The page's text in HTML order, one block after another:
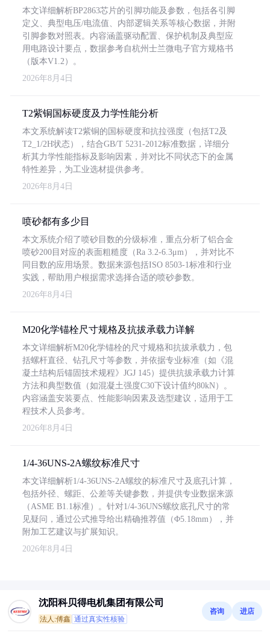
本文详细解析BP2863芯片的引脚功能及参数，包括各引脚
定义、典型电压/电流值、内部逻辑关系等核心数据，并附
引脚参数对照表。内容涵盖驱动配置、保护机制及典型应
用电路设计要点，数据参考自杭州士兰微电子官方规格书
（版本V1.2）。
2026年8月4日
T2紫铜国标硬度及力学性能分析
本文系统解读T2紫铜的国标硬度和抗拉强度（包括T2及
T2_1/2H状态），结合GB/T 5231-2012标准数据，详细分
析其力学性能指标及影响因素，并对比不同状态下的金属
特性差异，为工业选材提供参考。
2026年8月4日
喷砂都有多少目
本文系统介绍了喷砂目数的分级标准，重点分析了铝合金
喷砂200目对应的表面粗糙度（Ra 3.2-6.3μm），并对比不
同目数的应用场景。数据来源包括ISO 8503-1标准和行业
实践，帮助用户根据需求选择合适的喷砂参数。
2026年8月4日
M20化学锚栓尺寸规格及抗拔承载力详解
本文详细解析M20化学锚栓的尺寸规格和抗拔承载力，包
括螺杆直径、钻孔尺寸等参数，并依据专业标准（如《混
凝土结构后锚固技术规程》JGJ 145）提供抗拔承载力计算
方法和典型数值（如混凝土强度C30下设计值约80kN）。
内容涵盖安装要点、性能影响因素及选型建议，适用于工
程技术人员参考。
2026年8月4日
1/4-36UNS-2A螺纹标准尺寸
本文详细解析1/4-36UNS-2A螺纹的标准尺寸及底孔计算，
包括外径、螺距、公差等关键参数，并提供专业数据来源
（ASME B1.1标准）。针对1/4-36UNS螺纹底孔尺寸的常
见疑问，通过公式推导给出精确推荐值（Φ5.18mm），并
附加工艺建议与扩展知识。
2026年8月4日
沈阳科贝得电机集团有限公司
法人:傅鑫 通过真实性核验
咨询 进店